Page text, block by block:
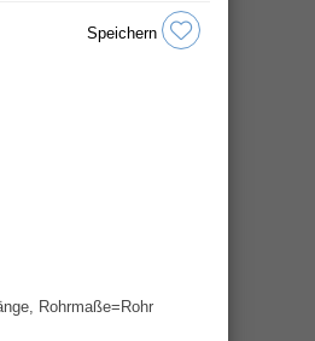
Speichern
Rohrmaße=Rohr